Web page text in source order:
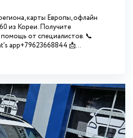
карты Европы, офлайн
из Кореи. Получите
от специалистов. 📞
app+79623668844 📩...